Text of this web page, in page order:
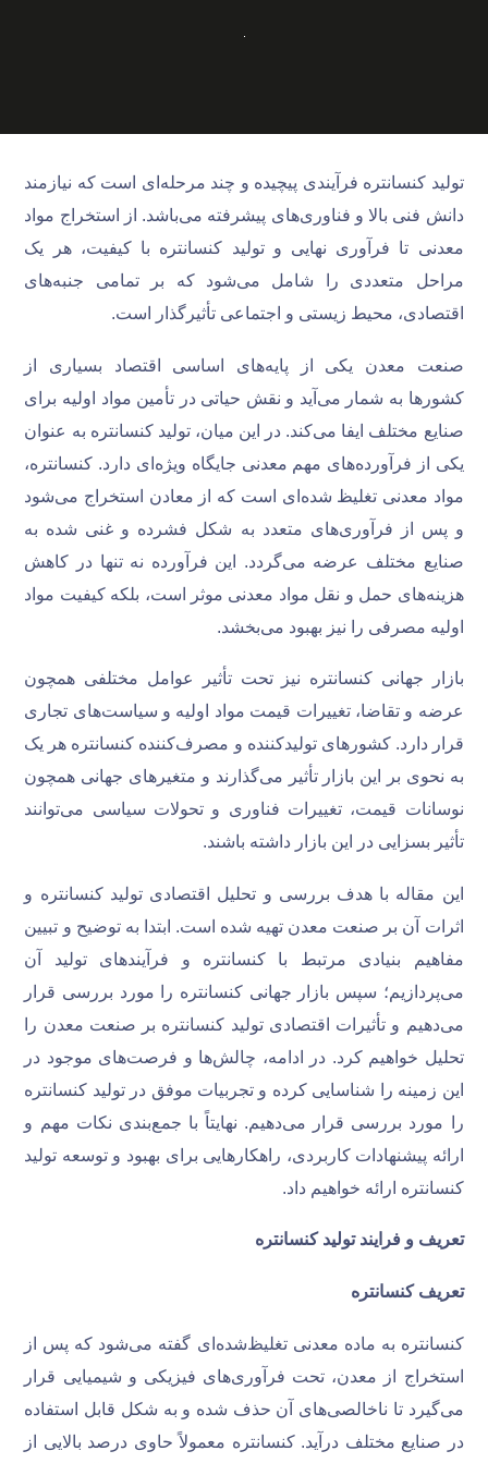
تولید کنسانتره فرآیندی پیچیده و چند مرحله‌ای است که نیازمند
دانش فنی بالا و فناوری‌های پیشرفته می‌باشد. از استخراج مواد
معدنی تا فرآوری نهایی و تولید کنسانتره با کیفیت، هر یک
مراحل متعددی را شامل می‌شود که بر تمامی جنبه‌های
اقتصادی، محیط زیستی و اجتماعی تأثیرگذار است.
صنعت معدن یکی از پایه‌های اساسی اقتصاد بسیاری از
کشورها به شمار می‌آید و نقش حیاتی در تأمین مواد اولیه برای
صنایع مختلف ایفا می‌کند. در این میان، تولید کنسانتره به عنوان
یکی از فرآورده‌های مهم معدنی جایگاه ویژه‌ای دارد. کنسانتره،
مواد معدنی تغلیظ شده‌ای است که از معادن استخراج می‌شود
و پس از فرآوری‌های متعدد به شکل فشرده و غنی شده به
صنایع مختلف عرضه می‌گردد. این فرآورده نه تنها در کاهش
هزینه‌های حمل و نقل مواد معدنی موثر است، بلکه کیفیت مواد
اولیه مصرفی را نیز بهبود می‌بخشد.
بازار جهانی کنسانتره نیز تحت تأثیر عوامل مختلفی همچون
عرضه و تقاضا، تغییرات قیمت مواد اولیه و سیاست‌های تجاری
قرار دارد. کشورهای تولیدکننده و مصرف‌کننده کنسانتره هر یک
به نحوی بر این بازار تأثیر می‌گذارند و متغیرهای جهانی همچون
نوسانات قیمت، تغییرات فناوری و تحولات سیاسی می‌توانند
تأثیر بسزایی در این بازار داشته باشند.
این مقاله با هدف بررسی و تحلیل اقتصادی تولید کنسانتره و
اثرات آن بر صنعت معدن تهیه شده است. ابتدا به توضیح و تبیین
مفاهیم بنیادی مرتبط با کنسانتره و فرآیندهای تولید آن
می‌پردازیم؛ سپس بازار جهانی کنسانتره را مورد بررسی قرار
می‌دهیم و تأثیرات اقتصادی تولید کنسانتره بر صنعت معدن را
تحلیل خواهیم کرد. در ادامه، چالش‌ها و فرصت‌های موجود در
این زمینه را شناسایی کرده و تجربیات موفق در تولید کنسانتره
را مورد بررسی قرار می‌دهیم. نهایتاً با جمع‌بندی نکات مهم و
ارائه پیشنهادات کاربردی، راهکارهایی برای بهبود و توسعه تولید
کنسانتره ارائه خواهیم داد.
تعریف و فرایند تولید کنسانتره
تعریف کنسانتره
کنسانتره به ماده معدنی تغلیظ‌شده‌ای گفته می‌شود که پس از
استخراج از معدن، تحت فرآوری‌های فیزیکی و شیمیایی قرار
می‌گیرد تا ناخالصی‌های آن حذف شده و به شکل قابل استفاده
در صنایع مختلف درآید. کنسانتره معمولاً حاوی درصد بالایی از